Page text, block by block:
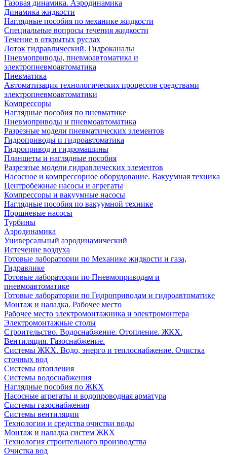
Газовая динамика. Аэродинамика
Динамика жидкости
Наглядные пособия по механике жидкости
Специальные вопросы течения жидкости
Течение в открытых руслах
Лоток гидравлический. Гидроканалы
Пневмоприводы, пневмоавтоматика и
электропневмоавтоматика
Пневматика
Автоматизация технологических процессов средствами
электропневмоавтоматики
Компрессоры
Наглядные пособия по пневматике
Пневмоприводы и пневмоавтоматика
Разрезные модели пневматических элементов
Гидроприводы и гидроавтоматика
Гидропривод и гидромашины
Планшеты и наглядные пособия
Разрезные модели гидравлических элементов
Насосное и компрессорное оборудование. Вакуумная техника
Центробежные насосы и агрегаты
Компрессоры и вакуумные насосы
Наглядные пособия по вакуумной технике
Поршневые насосы
Турбины
Аэродинамика
Универсальный аэродинамический
Истечение воздуха
Готовые лаборатории по Механике жидкости и газа,
Гидравлике
Готовые лаборатории по Пневмоприводам и
пневмоавтоматике
Готовые лаборатории по Гидроприводам и гидроавтоматике
Монтаж и наладка. Рабочее место
Рабочее место электромонтажника и электромонтера
Электромонтажные столы
Строительство. Водоснабжение. Отопление. ЖКХ.
Вентиляция. Газоснабжение.
Системы ЖКХ. Водо, энерго и теплоснабжение. Очистка
сточных вод
Системы отопления
Системы водоснабжения
Наглядные пособия по ЖКХ
Насосные агрегаты и водопроводная арматура
Системы газоснабжения
Системы вентиляции
Технологии и средства очистки воды
Монтаж и наладка систем ЖКХ
Технология строительного производства
Очистка вод